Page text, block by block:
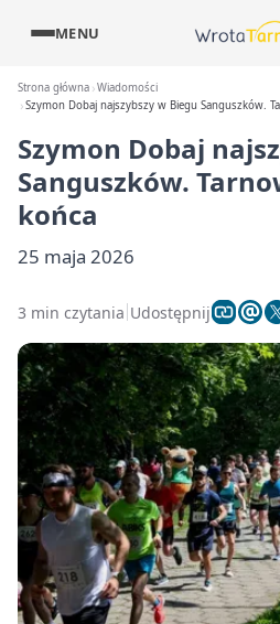
MENU
Strona główna Wiadomości
Szymon Dobaj najszybszy w Biegu Sanguszków.
Szymon Dobaj
Sanguszków.
końca
25 maja 2026
3 min czytania Udostępnij